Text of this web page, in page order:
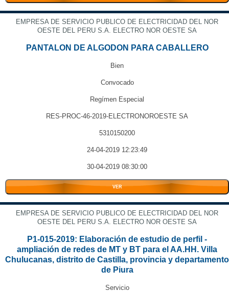
EMPRESA DE SERVICIO PUBLICO DE ELECTRICIDAD DEL NOR
OESTE DEL PERU S.A. ELECTRO NOR OESTE SA
PANTALON DE ALGODON PARA CABALLERO
Bien
Convocado
Regímen Especial
RES-PROC-46-2019-ELECTRONOROESTE SA
5310150200
24-04-2019 12:23:49
30-04-2019 08:30:00
VER
EMPRESA DE SERVICIO PUBLICO DE ELECTRICIDAD DEL NOR
OESTE DEL PERU S.A. ELECTRO NOR OESTE SA
P1-015-2019: Elaboración de estudio de perfil -
ampliación de redes de MT y BT para el AA.HH. Villa
Chulucanas, distrito de Castilla, provincia y departamento
de Piura
Servicio